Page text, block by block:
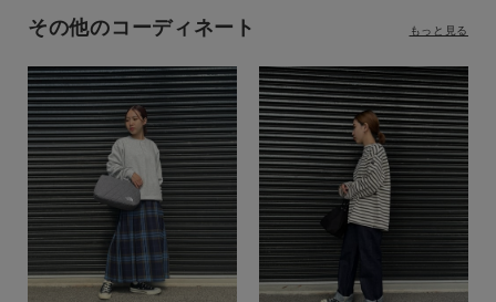
その他のコーディネート もっと見る